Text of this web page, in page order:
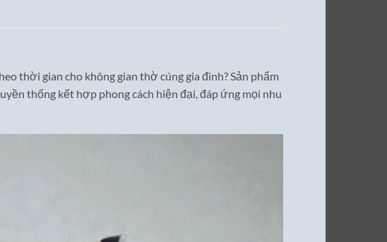
thời gian cho không gian thờ cúng gia đình? Sản phẩm
thống kết hợp phong cách hiện đại, đáp ứng mọi nhu